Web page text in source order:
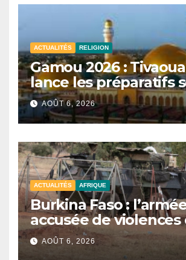
ACTUALITÉS RELIGION
Gamou 2026 :
lance les préparatifs
signe de l’unité et du
AOÛT 6, 2026
ACTUALITÉS AFRIQUE
Burkina Faso :
accusée de
des civils après une
jihadiste.
AOÛT 6, 2026